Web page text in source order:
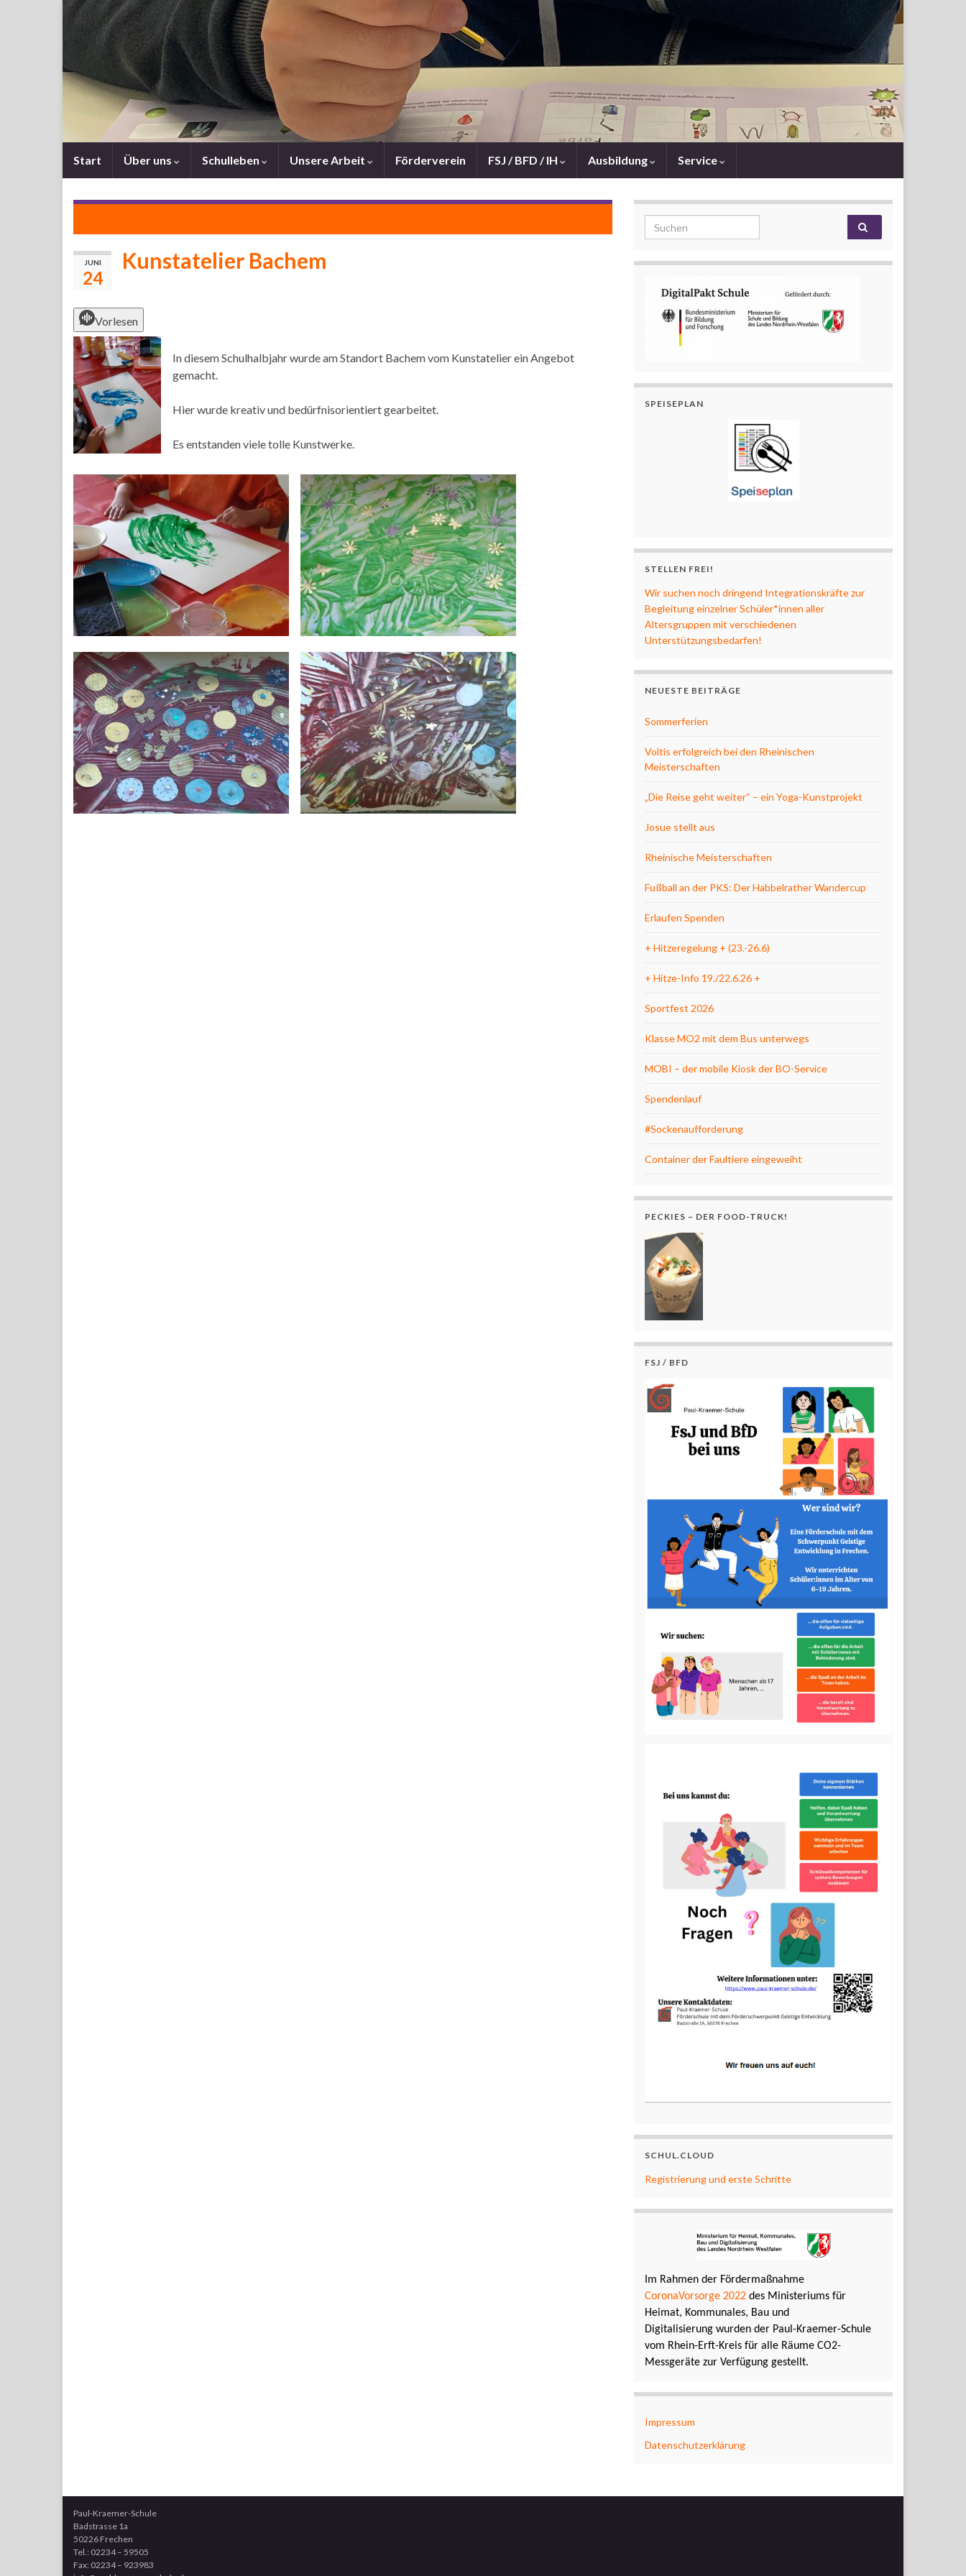
Start Über uns Schulleben Unsere Arbeit Förderverein FSJ / BFD / IH Ausbildung Service
JUNI
24
Kunstatelier Bachem
Vorlesen
In diesem Schulhalbjahr wurde am Standort Bachem vom Kunstatelier ein Angebot
gemacht.
Hier wurde kreativ und bedürfnisorientiert gearbeitet.
Es entstanden viele tolle Kunstwerke.
Search for:
SPEISEPLAN
STELLEN FREI!
Wir suchen noch dringend Integrationskräfte zur
Begleitung einzelner Schüler*innen aller
Altersgruppen mit verschiedenen
Unterstützungsbedarfen!
NEUESTE BEITRÄGE
Sommerferien
Voltis erfolgreich bei den Rheinischen
Meisterschaften
„Die Reise geht weiter“ – ein Yoga-Kunstprojekt
Josue stellt aus
Rheinische Meisterschaften
Fußball an der PKS: Der Habbelrather Wandercup
Erlaufen Spenden
+ Hitzeregelung + (23.-26.6)
+ Hitze-Info 19./22.6.26 +
Sportfest 2026
Klasse MO2 mit dem Bus unterwegs
MOBI – der mobile Kiosk der BO-Service
Spendenlauf
#Sockenaufforderung
Container der Faultiere eingeweiht
PECKIES – DER FOOD-TRUCK!
FSJ / BFD
SCHUL.CLOUD
Registrierung und erste Schritte
Im Rahmen der Fördermaßnahme
CoronaVorsorge 2022 des Ministeriums für
Heimat, Kommunales, Bau und
Digitalisierung wurden der Paul-Kraemer-Schule
vom Rhein-Erft-Kreis für alle Räume CO2-
Messgeräte zur Verfügung gestellt.
Impressum
Datenschutzerklärung
Paul-Kraemer-Schule
Badstrasse 1a
50226 Frechen
Tel.: 02234 – 59505
Fax: 02234 – 923983